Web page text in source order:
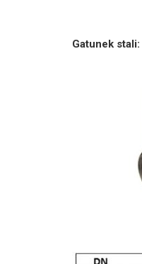
Gatunek stali: